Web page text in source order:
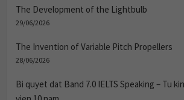
The Development of the Lightbulb
29/06/2026
The Invention of Variable Pitch Propellers
28/06/2026
Bi quyet dat Band 7.0 IELTS Speaking – Tu